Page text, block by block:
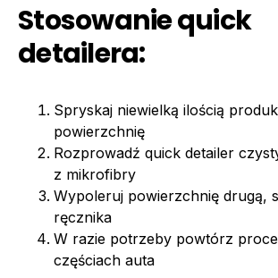
Stosowanie quick
detailera:
Spryskaj niewielką ilością
powierzchnię
Rozprowadź quick detailer
z mikrofibry
Wypoleruj powierzchnię drugą,
ręcznika
W razie potrzeby powtórz
częściach auta